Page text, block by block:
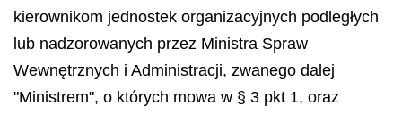
kierownikom jednostek organizacyjnych podległych
lub nadzorowanych przez Ministra Spraw
Wewnętrznych i Administracji, zwanego dalej
"Ministrem", o których mowa w § 3 pkt 1, oraz